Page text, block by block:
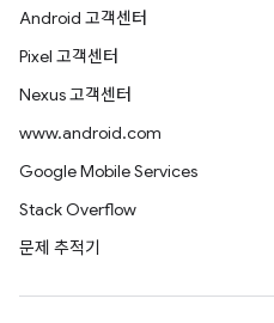
Android 고객센터
Pixel 고객센터
Nexus 고객센터
www.android.com
Google Mobile Services
Stack Overflow
문제 추적기